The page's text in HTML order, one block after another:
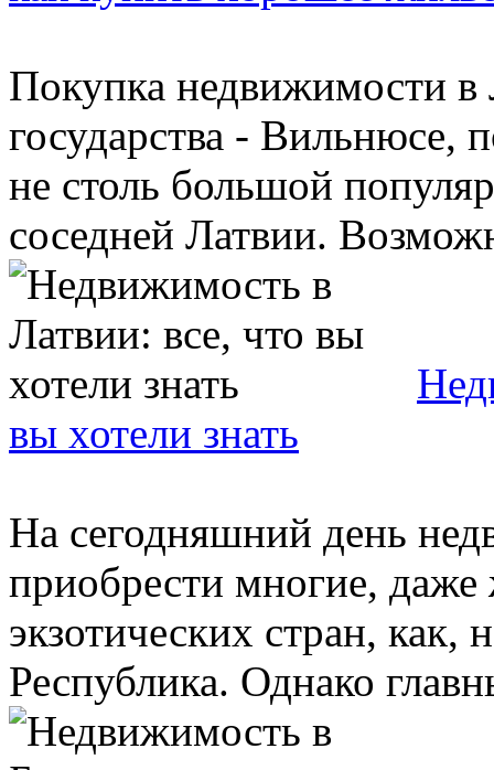
Покупка недвижимости в
государства - Вильнюсе,
не столь большой
соседней Латвии.
вы хотели знать
На сегодняшний день
приобрести многие, даже
экзотических стран,
Республика. Однако